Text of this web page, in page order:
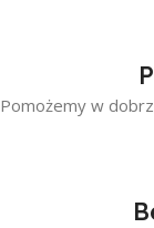
Pomożemy w